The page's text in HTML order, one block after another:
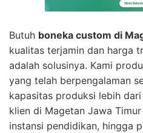
Butuh boneka custom di
kualitas terjamin dan harga
adalah solusinya. Kami
yang telah berpengalaman
kapasitas produksi lebih dari
klien di Magetan Jawa
instansi pendidikan, hingga